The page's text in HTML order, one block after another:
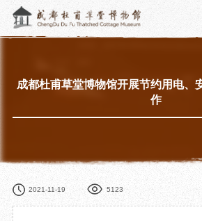
“人日游草堂”系列文化活动
成都杜甫草堂博物馆开展节约用电、
作
2021-11-19 5123